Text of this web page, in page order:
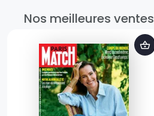
Nos meilleures ventes